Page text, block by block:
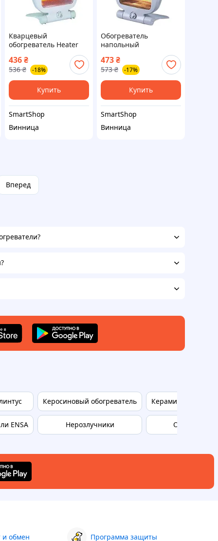
Кварцевый
обогреватель Heater
Quartz -800Вт
436₴
536 ₴ -18%
Купить
SmartShop
Винница
Обогреватель
напольный
кварцевый 800 Вт RAF
1190
473₴
573 ₴ -17%
Купить
SmartShop
Винница
Вперед
ENSA
Керосиновый обогреватель
Нерозлучники
Керамические
и обмен Программа защиты